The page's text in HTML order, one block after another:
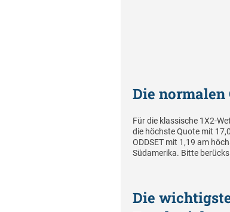
Die normalen
Für die klassische 1X2-
die höchste Quote mit
ODDSET mit 1,19 am
Südamerika. Bitte
Die